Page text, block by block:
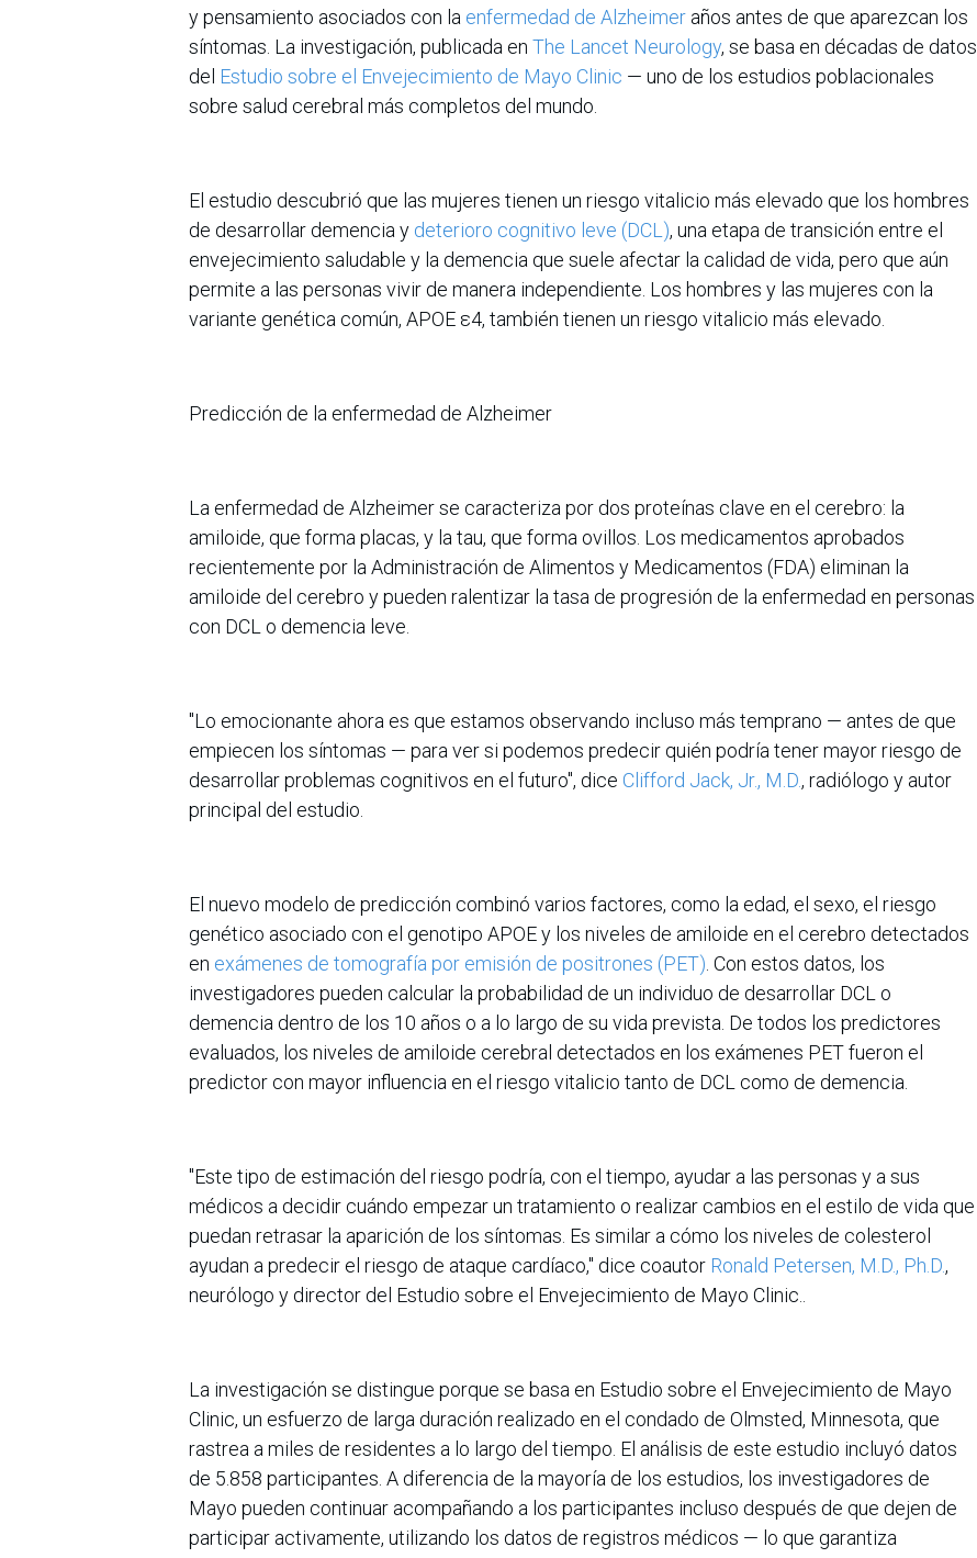
y pensamiento asociados con la enfermedad de Alzheimer años antes de que aparezcan los
síntomas. La investigación, publicada en The Lancet Neurology, se basa en décadas de datos
del Estudio sobre el Envejecimiento de Mayo Clinic — uno de los estudios poblacionales
sobre salud cerebral más completos del mundo.
El estudio descubrió que las mujeres tienen un riesgo vitalicio más elevado que los hombres
de desarrollar demencia y deterioro cognitivo leve (DCL), una etapa de transición entre el
envejecimiento saludable y la demencia que suele afectar la calidad de vida, pero que aún
permite a las personas vivir de manera independiente. Los hombres y las mujeres con la
variante genética común, APOE ε4, también tienen un riesgo vitalicio más elevado.
Predicción de la enfermedad de Alzheimer
La enfermedad de Alzheimer se caracteriza por dos proteínas clave en el cerebro: la
amiloide, que forma placas, y la tau, que forma ovillos. Los medicamentos aprobados
recientemente por la Administración de Alimentos y Medicamentos (FDA) eliminan la
amiloide del cerebro y pueden ralentizar la tasa de progresión de la enfermedad en personas
con DCL o demencia leve.
"Lo emocionante ahora es que estamos observando incluso más temprano — antes de que
empiecen los síntomas — para ver si podemos predecir quién podría tener mayor riesgo de
desarrollar problemas cognitivos en el futuro", dice Clifford Jack, Jr., M.D., radiólogo y autor
principal del estudio.
El nuevo modelo de predicción combinó varios factores, como la edad, el sexo, el riesgo
genético asociado con el genotipo APOE y los niveles de amiloide en el cerebro detectados
en exámenes de tomografía por emisión de positrones (PET) . Con estos datos, los
investigadores pueden calcular la probabilidad de un individuo de desarrollar DCL o
demencia dentro de los 10 años o a lo largo de su vida prevista. De todos los predictores
evaluados, los niveles de amiloide cerebral detectados en los exámenes PET fueron el
predictor con mayor influencia en el riesgo vitalicio tanto de DCL como de demencia.
"Este tipo de estimación del riesgo podría, con el tiempo, ayudar a las personas y a sus
médicos a decidir cuándo empezar un tratamiento o realizar cambios en el estilo de vida que
puedan retrasar la aparición de los síntomas. Es similar a cómo los niveles de colesterol
ayudan a predecir el riesgo de ataque cardíaco," dice coautor Ronald Petersen, M.D., Ph.D.,
neurólogo y director del Estudio sobre el Envejecimiento de Mayo Clinic..
La investigación se distingue porque se basa en Estudio sobre el Envejecimiento de Mayo
Clinic, un esfuerzo de larga duración realizado en el condado de Olmsted, Minnesota, que
rastrea a miles de residentes a lo largo del tiempo. El análisis de este estudio incluyó datos
de 5.858 participantes. A diferencia de la mayoría de los estudios, los investigadores de
Mayo pueden continuar acompañando a los participantes incluso después de que dejen de
participar activamente, utilizando los datos de registros médicos — lo que garantiza